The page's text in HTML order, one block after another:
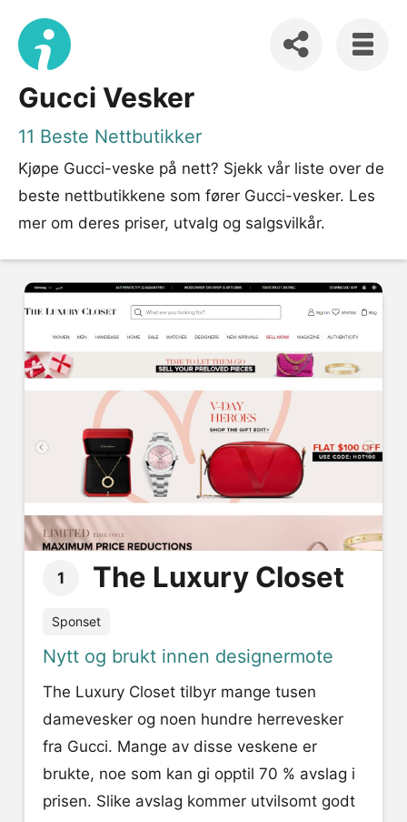
Gucci Vesker
11 Beste Nettbutikker
Kjøpe Gucci-veske på nett? Sjekk vår liste over de
beste nettbutikkene som fører Gucci-vesker. Les
mer om deres priser, utvalg og salgsvilkår.
1 The Luxury Closet
Sponset
Nytt og brukt innen designermote
The Luxury Closet tilbyr mange tusen
damevesker og noen hundre herrevesker
fra Gucci. Mange av disse veskene er
brukte, noe som kan gi opptil 70 % avslag i
prisen. Slike avslag kommer utvilsomt godt